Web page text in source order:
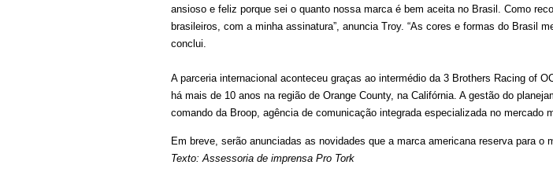
ansioso e feliz porque sei o quanto nossa marca é bem aceita no Brasil. Como
brasileiros, com a minha assinatura”, anuncia Troy. “As cores e formas do Brasil
conclui.
A parceria internacional aconteceu graças ao intermédio da 3 Brothers Racing of
há mais de 10 anos na região de Orange County, na Califórnia. A gestão do
comando da Broop, agência de comunicação integrada especializada no mercado
Em breve, serão anunciadas as novidades que a marca americana reserva para o
Texto: Assessoria de imprensa Pro Tork